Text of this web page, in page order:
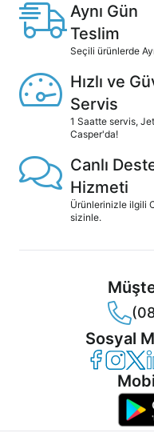
Aynı Gün
Teslim
Seçili ürünlerde
Hızlı ve
Servis
1 Saatte servis,
Casper'da!
Canlı
Hizmeti
Ürünlerinizle ilgili
sizinle.
Sosyal
Casper
Casper